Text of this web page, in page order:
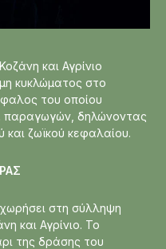
και Αγρίνιο
κυκλώματος στο
του οποίου
παραγωγών, δηλώνοντας
ζωϊκού κεφαλαίου.
στη σύλληψη
και Αγρίνιο. Το
της δράσης του